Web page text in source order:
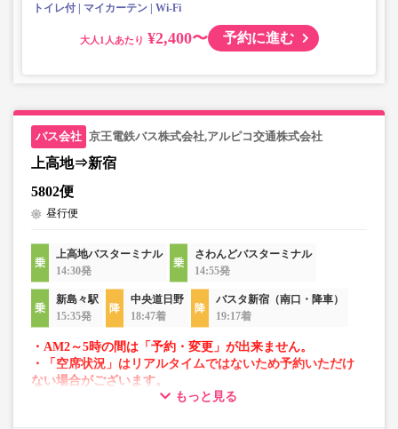
トイレ付 マイカーテン Wi-Fi
大人 ¥2,400〜 予約に進む
京王電鉄バス株式会社,アルピコ交通株式会社
上高地⇒新宿
5802便
昼行便
上高地バスターミナル
14:30発
さわんどバスターミナル
14:55発
新島々駅
15:35発
中央道日野
18:47着
バスタ新宿（南口・降車）
19:17着
・AM2～5時の間は「予約・変更」が出来ません。
・「空席状況」はリアルタイムではないため予約いただけ
ない場合がございます。
・車両は予告なく変更となる場合がございます。これに伴
もっと見る